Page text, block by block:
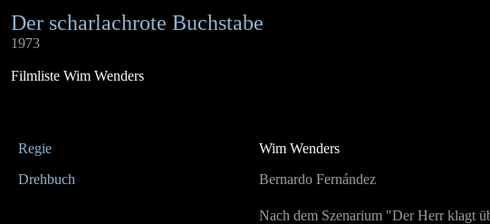
Der scharlachrote Buchstabe
1973
Filmliste Wim Wenders
Regie
Wim Wenders
Drehbuch
Bernardo Fernández
Nach dem Szenarium "Der Herr klagt